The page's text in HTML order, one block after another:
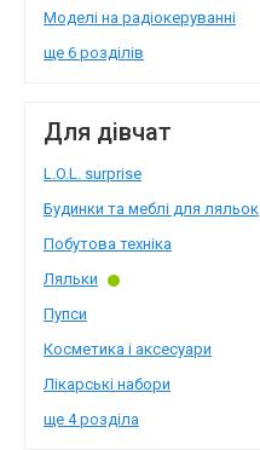
Моделі на радіокеруванні
ще 6 розділів
Для дівчат
L.O.L. surprise
Будинки та меблі для ляльок
Побутова техніка
Ляльки
Пупси
Косметика і аксесуари
Лікарські набори
ще 4 розділа